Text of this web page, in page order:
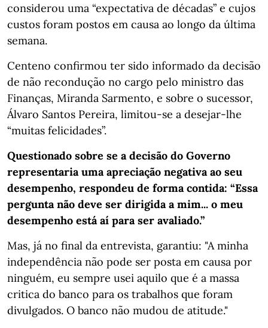
considerou uma “expectativa de décadas” e cujos
custos foram postos em causa ao longo da última
semana.
Centeno confirmou ter sido informado da decisão
de não recondução no cargo pelo ministro das
Finanças, Miranda Sarmento, e sobre o sucessor,
Álvaro Santos Pereira, limitou-se a desejar-lhe
“muitas felicidades”.
Questionado sobre se a decisão do Governo
representaria uma apreciação negativa ao seu
desempenho, respondeu de forma contida: “Essa
pergunta não deve ser dirigida a mim... o meu
desempenho está aí para ser avaliado.”
Mas, já no final da entrevista, garantiu: "A minha
independência não pode ser posta em causa por
ninguém, eu sempre usei aquilo que é a massa
critica do banco para os trabalhos que foram
divulgados. O banco não mudou de atitude."